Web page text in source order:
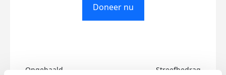
Doneer nu
Opgehaald Streefbedrag